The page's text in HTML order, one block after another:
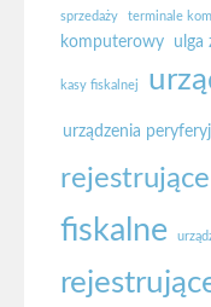
sprzedaży terminale
komputerowy
ulga
kasy fiskalnej
urządzenia
rejestrujące
fiskalne